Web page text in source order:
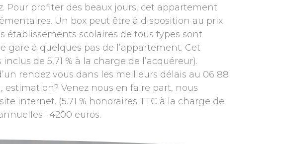
Pour profiter des beaux jours, cet appartement
Un box peut être à disposition au prix
établissements scolaires de tous types sont
à quelques pas de l’appartement. Cet
de 5,71 % à la charge de l’acquéreur).
rendez vous dans les meilleurs délais au 06 88
estimation? Venez nous en faire part, nous
internet. (5.71 % honoraires TTC à la charge de
: 4200 euros.